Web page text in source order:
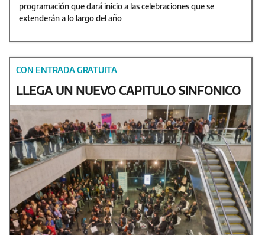
programación que dará inicio a las celebraciones que se
extenderán a lo largo del año
CON ENTRADA GRATUITA
LLEGA UN NUEVO CAPITULO SINFONICO